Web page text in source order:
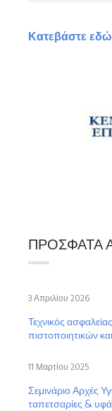
Κατεβάστε
ΠΡΌΣΦΑΤΑ
Τεχνικός
πιστοποιητικών
3 Απριλίου 2026
Σεμινάριο Αρχές
ταπετσαρίες &
11 Μαρτίου 2025